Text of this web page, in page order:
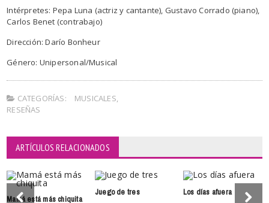
Intérpretes: Pepa Luna (actriz y cantante), Gustavo Corrado (piano),
Carlos Benet (contrabajo)
Dirección: Darío Bonheur
Género: Unipersonal/Musical
CATEGORÍAS: MUSICALES,
RESEÑAS
ARTÍCULOS RELACIONADOS
Mamá está más chiquita
Juego de tres Los días afuera